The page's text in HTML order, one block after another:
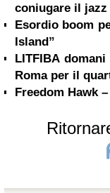
coniugare il
Esordio boom
Island”
LITFIBA
Roma per il
Freedom Hawk